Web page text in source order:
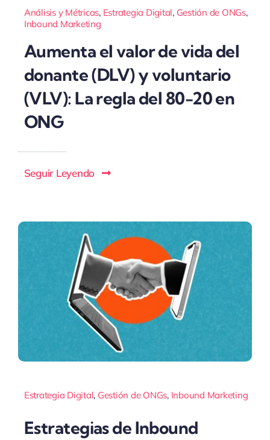
Análisis y Métricas, Estrategia Digital, Gestión de ONGs,
Inbound Marketing
Aumenta el valor de vida del
donante (DLV) y voluntario
(VLV): La regla del 80-20 en
ONG
Seguir Leyendo
Estrategia Digital, Gestión de ONGs, Inbound Marketing
Estrategias de Inbound